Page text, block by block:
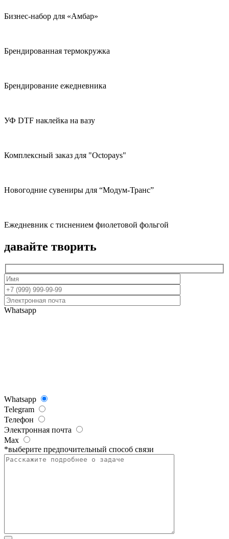
Бизнес-набор для «Амбар»
Брендированная термокружка
Брендирование ежедневника
УФ DTF наклейка на вазу
Комплексный заказ для "Octopays"
Новогодние сувениры для “Модум-Транс”
Ежедневник с тиснением фиолетовой фольгой
давайте творить
Whatsapp
Whatsapp
Telegram
Телефон
Электронная почта
Max
*выберите предпочительный способ связи